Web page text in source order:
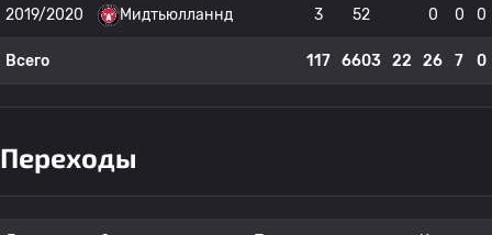
2019/2020 Мидтьюлланнд 3 52 0 0 0
Всего 117 6603 22 26 7 0
Переходы